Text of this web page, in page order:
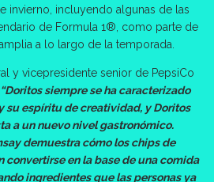
invierno, incluyendo algunas de las
de Formula 1®, como parte de
a lo largo de la temporada.
y vicepresidente senior de PepsiCo
“Doritos siempre se ha caracterizado
su espíritu de creatividad, y Doritos
a un nuevo nivel gastronómico.
demuestra cómo los chips de
convertirse en la base de una comida
ingredientes que las personas ya